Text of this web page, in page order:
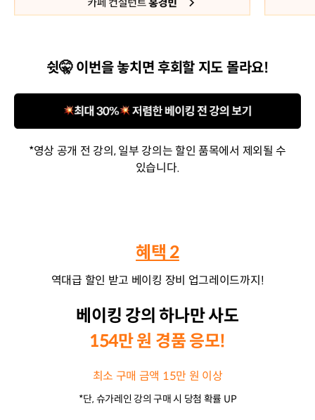
쉿🤫 이번을 놓치면 후회할 지도 몰라요!
*영상 공개 전 강의, 일부 강의는 할인 품목에서 제외될 수
있습니다.
혜택 2
역대급 할인 받고 베이킹 장비 업그레이드까지!
베이킹 강의 하나만 사도
154만 원 경품 응모!
최소 구매 금액 15만 원 이상
*단, 슈가레인 강의 구매 시 당첨 확률 UP